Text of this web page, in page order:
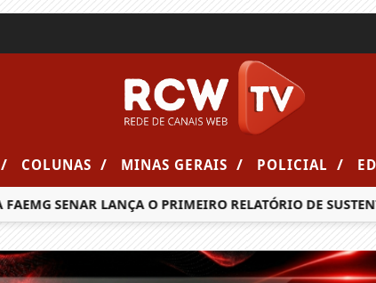
/ COLUNAS / MINAS GERAIS / POLICIAL /
SENAR LANÇA O PRIMEIRO RELATÓRIO DE